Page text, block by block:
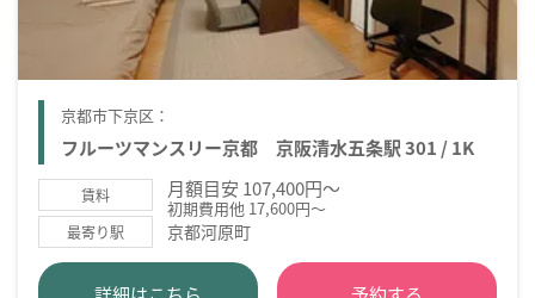
京都市下京区：
フルーツマンスリー京都 京阪清水五条駅 301 / 1K
賃料 月額目安 107,400円～
初期費用他 17,600円～
最寄り駅 京都河原町